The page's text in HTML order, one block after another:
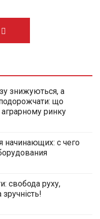
знижуються, а
що
аграрному ринку
начинающих: с чего
свобода руху,